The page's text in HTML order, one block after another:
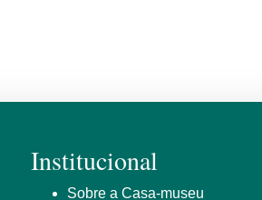
Institucional
Sobre a Casa-museu